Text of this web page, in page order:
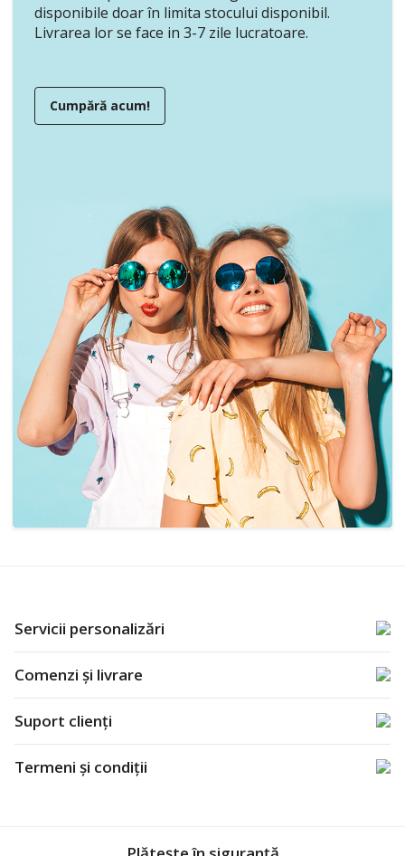
disponibile doar în limita stocului disponibil.
Livrarea lor se face in 3-7 zile lucratoare.
Cumpără acum!
Servicii personalizări
Comenzi și livrare
Suport clienți
Termeni și condiții